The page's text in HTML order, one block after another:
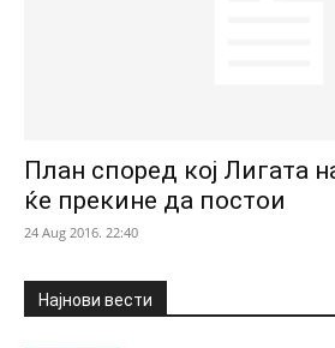
План според кој Лигата
ќе прекине да постои
24 Aug 2016. 22:40
Најнови вести